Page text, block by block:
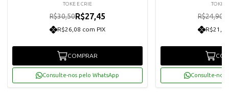
TOKE E CRIE
R$30,50R$27,45
R$26,08 com PIX
COMPRAR
Consulte-nos pelo WhatsApp
TOKE
R$24,90
Consulte-nos